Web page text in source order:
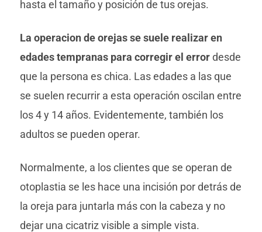
hasta el tamaño y posición de tus orejas.
La operacion de orejas se suele realizar en
edades tempranas para corregir el errordesde
que la persona es chica. Las edades a las que
se suelen recurrir a esta operación oscilan entre
los 4 y 14 años. Evidentemente, también los
adultos se pueden operar.
Normalmente, a los clientes que se operan de
otoplastia se les hace una incisión por detrás de
la oreja para juntarla más con la cabeza y no
dejar una cicatriz visible a simple vista.